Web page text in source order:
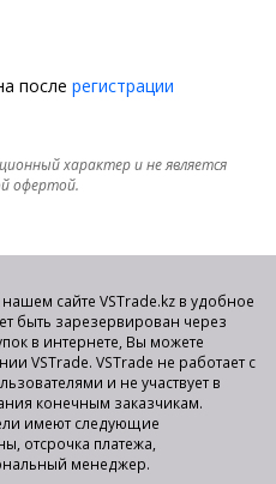
после регистрации
характер и не является
офертой.
сайте VSTrade.kz в удобное
быть зарезервирован через
в интернете, Вы можете
VSTrade. VSTrade не работает с
и не участвует в
конечным заказчикам.
имеют следующие
отсрочка платежа,
менеджер.